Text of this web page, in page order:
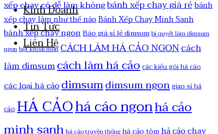
Kinh Doanh
Tin Tức
Liên Hệ
xếp chay có dễ làm khôngbánh xếp chay giá rẻbánh
xếp chay làm như thế nàoBánh Xếp Chay Minh Sanh
bánh xếp chay ngonBáo giá sỉ lẻ dimsumbí quyết làm dimsum
ngonbột khoai mônCÁCH LÀM HÁ CẢO NGONcách
làm dimsumcách làm há cảocác kiểu gói há cảo
các loại há cảodimsumdimsum ngongiao sỉ há
cảoHÁ CẢOhá cáo ngonhá cảo
minh sanhhá cảo truyền thốnghá cảo tômhả cảo chay